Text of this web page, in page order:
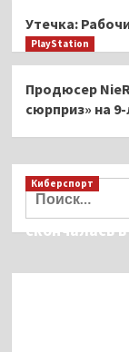
Утечка:
PlayStation
Продюсер
сюрприз» на
Найти:
Киберспорт
скончалась